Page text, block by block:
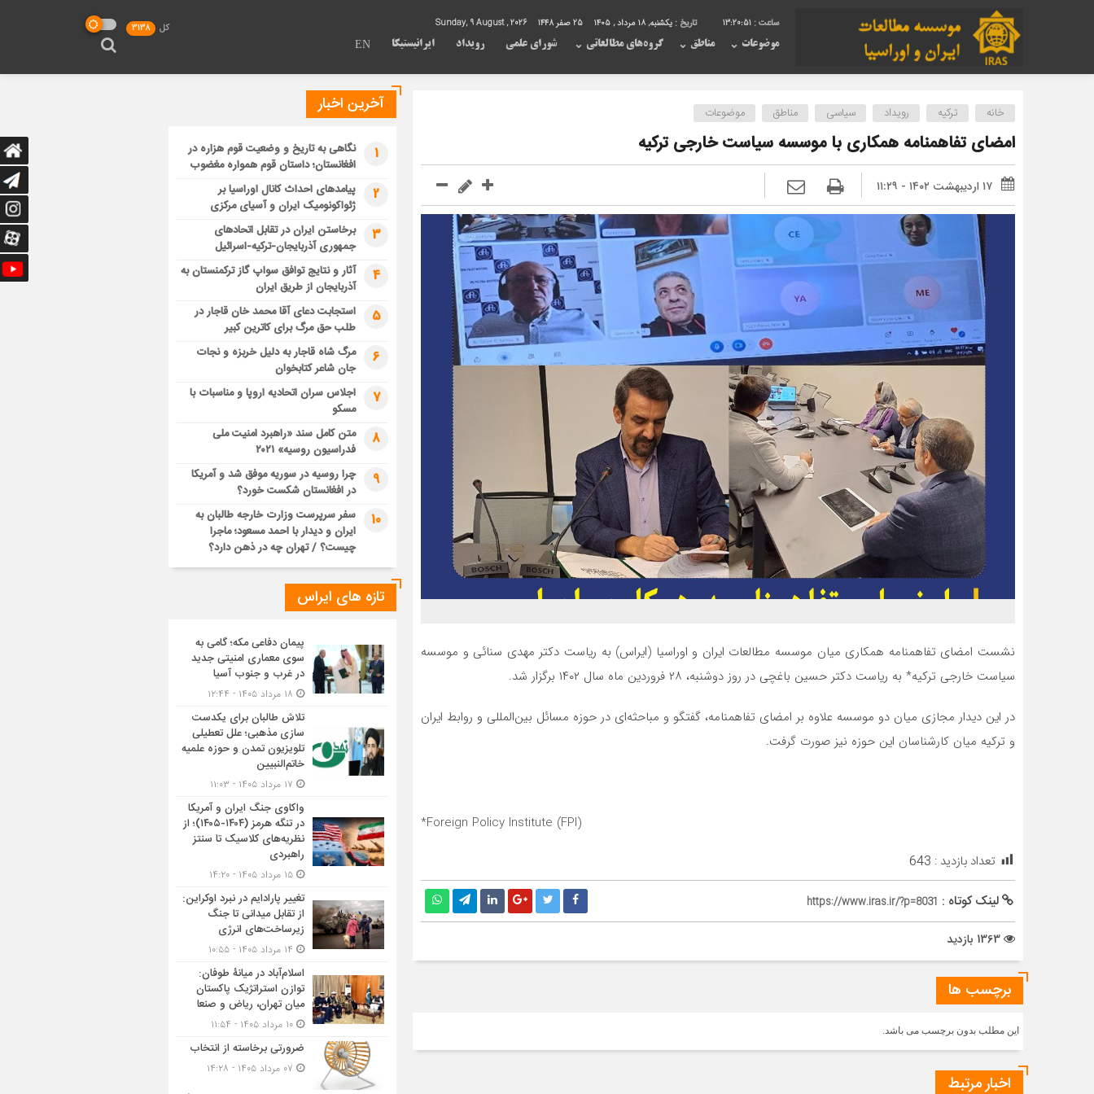
13:20:52 تاریخ : یکشنبه, ۱۸ مرداد , ۱۴۰۵ 25 صفر 1448
موضوعات مناطق گروه‌های مطالعاتی شورای علمی رویداد ایرانیستیکا EN
کل 3138
خانه ترکیه رویداد سیاسی مناطق موضوعات
امضای تفاهمنامه همکاری با موسسه سیاست خارجی ترکیه
۱۷ اردیبهشت ۱۴۰۲ - ۱۱:۲۹
نشست امضای تفاهمنامه همکاری میان موسسه مطالعات ایران و اوراسیا (ایراس) به ریاست دکتر مهدی سنائی و موسسه
سیاست خارجی ترکیه* به ریاست دکتر حسین باغچی در روز دوشنبه، ۲۸ فروردین ماه سال ۱۴۰۲ برگزار شد.
در این دیدار مجازی میان دو موسسه علاوه بر امضای تفاهمنامه، گفتگو و مباحثه‌ای در حوزه مسائل بین‌المللی و روابط ایران
و ترکیه میان کارشناسان این حوزه نیز صورت گرفت.
Foreign Policy Institute (FPI)*
تعداد بازدید : 643
لینک کوتاه : https://www.iras.ir/?p=8031
برچسب ها
این مطلب بدون برچسب می باشد.
اخبار مرتبط
آخرین اخبار
1
نگاهی به تاریخ و وضعیت قوم هزاره در
افغانستان؛ داستان قوم همواره مغضوب
2
پیامدهای احداث کانال اوراسیا بر
ژئواکونومیک ایران و آسیای مرکزی
3
برخاستن ایران در تقابل اتحادهای
جمهوری آذربایجان-ترکیه-اسرائیل
4
آثار و نتایج توافق سواپ گاز ترکمنستان به
آذربایجان از طریق ایران
5
استجابت دعای آقا محمد خان قاجار در
طلب حق مرگ برای کاترین کبیر
6
مرگ شاه قاجار به دلیل خربزه و نجات
جان شاعر کتابخوان
7
اجلاس سران اتحادیه اروپا و مناسبات با
مسکو
8
متن کامل سند «راهبرد امنیت ملی
فدراسیون روسیه» ۲۰۲۱
9
چرا روسیه در سوریه موفق شد و آمریکا
در افغانستان شکست خورد؟
10
سفر سرپرست وزارت خارجه طالبان به
ایران و دیدار با احمد مسعود؛ ماجرا
چیست؟ / تهران چه در ذهن دارد؟
تازه های ایراس
پیمان دفاعی مکه؛ گامی به
سوی معماری امنیتی جدید
در غرب و جنوب آسیا
تلاش طالبان برای یکدست
سازی مذهبی؛ علل تعطیلی
تلویزیون تمدن و حوزه علمیه
خاتم‌النبیین
واکاوی جنگ ایران و آمریکا
در تنگه هرمز (۱۴۰۴-۱۴۰۵)؛ از
نظریه‌های کلاسیک تا سنتز
راهبردی
تغییر پارادایم در نبرد اوکراین:
از تقابل میدانی تا جنگ
زیرساخت‌های انرژی
اسلام‌آباد در میانۀ طوفان:
توازن استراتژیک پاکستان
میان تهران، ریاض و صنعا
ضرورتی برخاسته از انتخاب